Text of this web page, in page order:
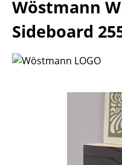
Wöstmann
Sideboard
Bildergalerie